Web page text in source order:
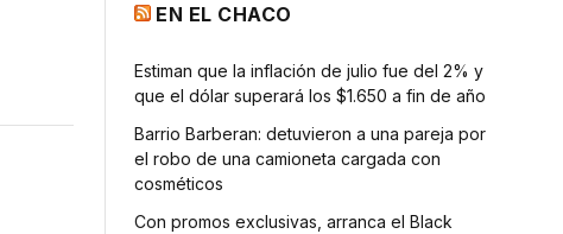
EN EL CHACO
Estiman que la inflación de julio fue del 2% y
que el dólar superará los $1.650 a fin de año
Barrio Barberan: detuvieron a una pareja por
el robo de una camioneta cargada con
cosméticos
Con promos exclusivas, arranca el Black